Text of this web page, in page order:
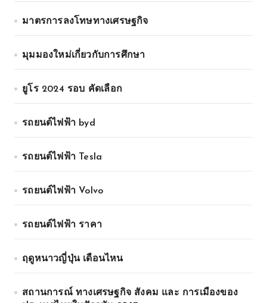
มาตรการลงโทษทางเศรษฐกิจ
มุมมองใหม่เกี่ยวกับการศึกษา
ยูโร 2024 รอบ คัดเลือก
รถยนต์ไฟฟ้า byd
รถยนต์ไฟฟ้า Tesla
รถยนต์ไฟฟ้า Volvo
รถยนต์ไฟฟ้า ราคา
ฤดูหนาวญี่ปุ่น เดือนไหน
สถานการณ์ ทางเศรษฐกิจ สังคม และ การเมืองของ